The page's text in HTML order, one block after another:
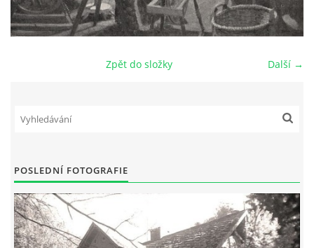
DŮL NA SLÍDU (NA KOLE)
--------------------------------------------------------------
Tento projekt je realizován za finanční podpory
města Domažlice.
Další →
Zpět do složky
POSLEDNÍ FOTOGRAFIE